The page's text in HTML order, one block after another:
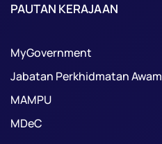
PAUTAN KERAJAAN
MyGovernment
Jabatan Perkhidmatan Awam
MAMPU
MDeC